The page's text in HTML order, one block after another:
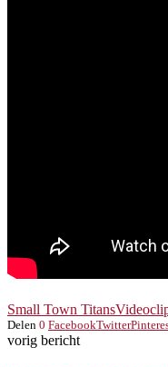
Small Town Titans
Delen 0 FacebookTwitter
vorig bericht